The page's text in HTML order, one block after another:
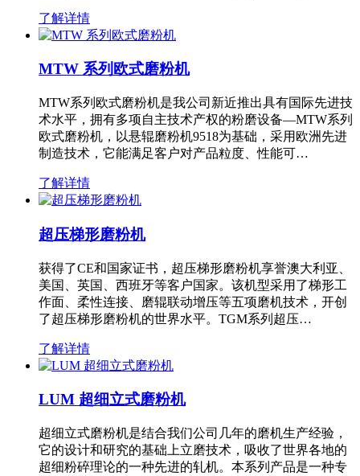
了解详情
MTW 系列欧式磨粉机
MTW系列欧式磨粉机是我公司新近推出具有国际先进技
术水平，拥有多项自主技术产权的粉磨设备—MTW系列
欧式磨粉机，以悬辊磨粉机9518为基础，采用欧洲先进
制造技术，它能满足客户对产品粒度、性能可…
了解详情
超压梯形磨粉机
获得了CE和国家证书，超压梯形磨粉机享誉澳大利亚、
美国、英国、西班牙等客户国家。该机型采用了梯形工
作面、柔性连接、磨辊联动增压等五项磨机技术，开创
了超压梯形磨粉机的世界水平。TGM系列超压…
了解详情
LUM 超细立式磨粉机
超细立式磨粉机是结合我们公司几年的磨机生产经验，
它的设计和研究的基础上立磨技术，吸收了世界各地的
超细粉碎理论的一种先进的轧机。本系列产品是一种专